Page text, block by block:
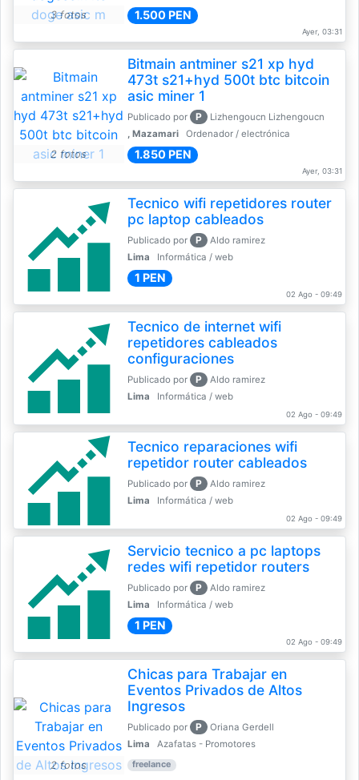
3 fotos 1.500 PEN
Ayer, 03:31
2 fotos
Bitmain antminer s21 xp hyd
473t s21+hyd 500t btc bitcoin
asic miner 1
Publicado por P
Lizhengoucn Lizhengoucn
, Mazamari
Ordenador / electrónica
1.850 PEN
Ayer, 03:31
Tecnico wifi repetidores router
pc laptop cableados
Publicado por P
Aldo ramirez
Lima
Informática / web
1 PEN
02 Ago - 09:49
Tecnico de internet wifi
repetidores cableados
configuraciones
Publicado por P
Aldo ramirez
Lima
Informática / web
02 Ago - 09:49
Tecnico reparaciones wifi
repetidor router cableados
Publicado por P
Aldo ramirez
Lima
Informática / web
02 Ago - 09:49
Servicio tecnico a pc laptops
redes wifi repetidor routers
Publicado por P
Aldo ramirez
Lima
Informática / web
1 PEN
02 Ago - 09:49
2 fotos
Chicas para Trabajar en
Eventos Privados de Altos
Ingresos
Publicado por P
Oriana Gerdell
Lima
Azafatas - Promotores
freelance